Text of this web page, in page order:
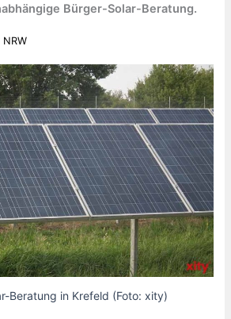
Bürger-Solar-Beratung.
Beratung in Krefeld (Foto: xity)